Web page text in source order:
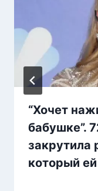
“Хочет
бабушке”.
закрутила
который